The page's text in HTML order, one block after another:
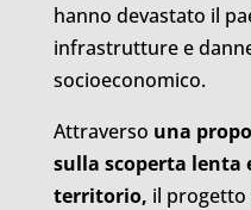
hanno devastato il
infrastrutture e
socioeconomico.
Attraverso una
sulla scoperta lenta
territorio, il progetto